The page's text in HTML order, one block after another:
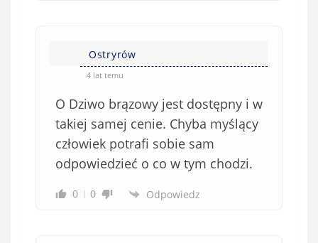
Ostryrów
4 lat temu
O Dziwo brązowy jest dostępny i w
takiej samej cenie. Chyba myślący
człowiek potrafi sobie sam
odpowiedzieć o co w tym chodzi.
0 0 Odpowiedz